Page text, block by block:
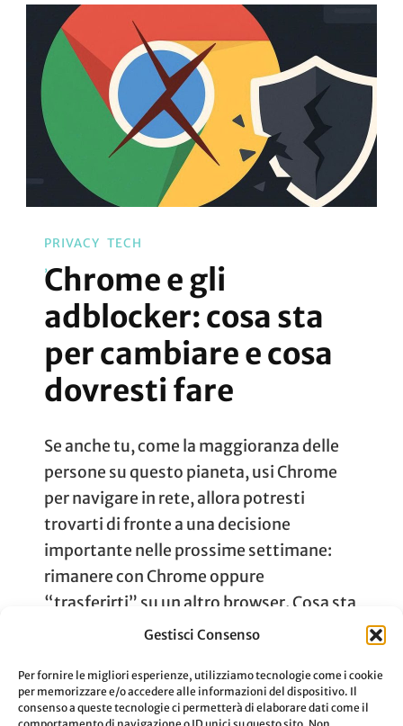
Gestisci Consenso
Per fornire le migliori esperienze, utilizziamo tecnologie come i cookie
per memorizzare e/o accedere alle informazioni del dispositivo. Il
consenso a queste tecnologie ci permetterà di elaborare dati come il
PRIVACY TECH
Chrome e gli
adblocker: cosa sta
per cambiare e cosa
dovresti fare
Se anche tu, come la maggioranza delle
persone su questo pianeta, usi Chrome
per navigare in rete, allora potresti
trovarti di fronte a una decisione
importante nelle prossime settimane:
rimanere con Chrome oppure
“trasferirti” su un altro browser. Cosa sta
succedendo Chrome è un browser che,
adatta …